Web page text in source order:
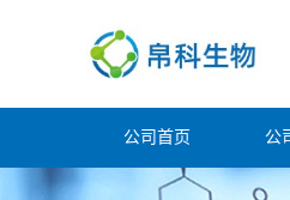
公司首页 公